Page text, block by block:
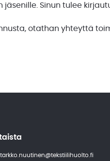
jäsenille. Sinun tulee
otathan yhteyttä
tarkko.nuutinen@tekstiilihuolto.fi